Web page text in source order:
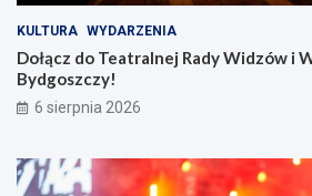
KULTURA WYDARZENIA
Dołącz do Teatralnej Rady Widzów i
Bydgoszczy!
6 sierpnia 2026